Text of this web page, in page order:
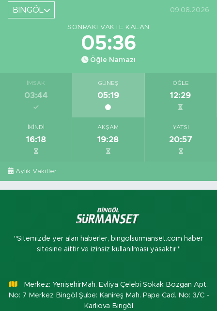
Ediyor
BİNGÖL 09.08.2026
SONRAKI VAKTE KALAN
05:35
Öğle Namazı
İMSAK
03:44
GÜNEŞ
05:19
ÖĞLE
12:29
İKINDI
16:18
AKŞAM
19:28
YATSI
20:57
Aylık Vakitler
"Sitemizde yer alan haberler, bingolsurmanset.com haber
sitesine aittir ve izinsiz kullanılması yasaktır."
Merkez: YenişehirMah. Evliya Çelebi Sokak Bozgan Apt.
No: 7 Merkez Bingöl Şube: Kanireş Mah. Pape Cad. No: 3/C -
Karlıova Bingöl